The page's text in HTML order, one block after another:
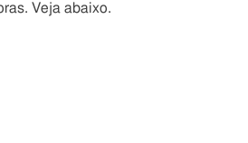
Veja abaixo.